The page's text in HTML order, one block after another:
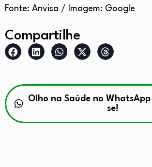
Fonte: Anvisa / Imagem: Google
Compartilhe
Olho na Saúde no
se!